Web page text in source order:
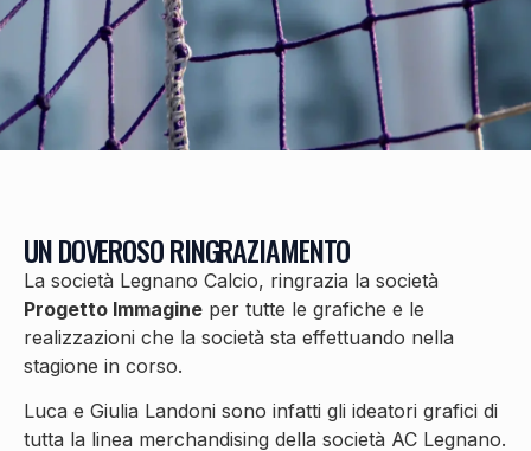
UN DOVEROSO RINGRAZIAMENTO
La società Legnano Calcio, ringrazia la società
Progetto Immagine per tutte le grafiche e le
realizzazioni che la società sta effettuando nella
stagione in corso.
Luca e Giulia Landoni sono infatti gli ideatori grafici di
tutta la linea merchandising della società AC Legnano.